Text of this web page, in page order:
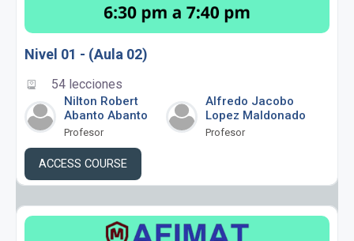
Nivel 01 - (Aula 02)
54 lecciones
Nilton Robert
Abanto Abanto
Profesor
Alfredo Jacobo
Lopez Maldonado
Profesor
ACCESS COURSE